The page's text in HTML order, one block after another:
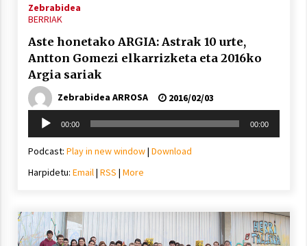
2021/10/04
Zebrabidea
BERRIAK
Aste honetako ARGIA: Astrak 10 urte,
Antton Gomezi elkarrizketa eta 2016ko
Argia sariak
Zebrabidea ARROSA
2016/02/03
Soinu
erreproduzigailua
00:00 00:00
Podcast: Play in new window| Download
Harpidetu: Email| RSS | More